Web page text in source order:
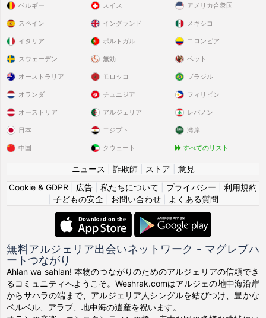
ベルギー
スペイン
イタリア
スウェーデン
スイス
イングランド
ポルトガル
無効
アメリカ合衆国
メキシコ
コロンビア
ペット
オーストラリア
オランダ
オーストリア
日本
中国
モロッコ
チュニジア
アルジェリア
エジプト
クウェート
ブラジル
フィリピン
レバノン
湾岸
すべてのリスト
ニュース 詐欺師 ストア
意見
Cookie & GDPR
広告 私たちについて プライバシー
利用規約
子どもの安全| お問い合わせ| よくある質問
無料アルジェリア出会いネットワーク - マグレブハ
ートつながり
Ahlan wa sahlan! 本物のつながりのためのアルジェリアの信頼でき
るコミュニティへようこそ。Weshrak.comはアルジェの地中海沿岸
からサハラの端まで、アルジェリア人シングルを結びつけ、豊かな
ベルベル、アラブ、地中海の遺産を祝います。